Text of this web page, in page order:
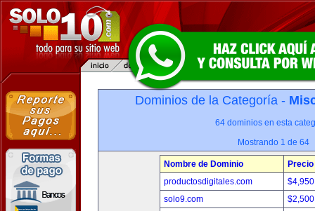
Dominios de la Categoría -
64 dominios en esta
Mostrando 1 de 64
Nombre de Dominio
Precio
productosdigitales.com
solo9.com